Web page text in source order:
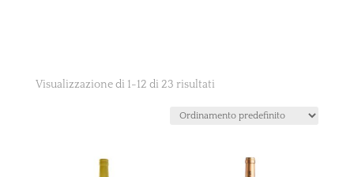
Visualizzazione di 1-12 di 23 risultati